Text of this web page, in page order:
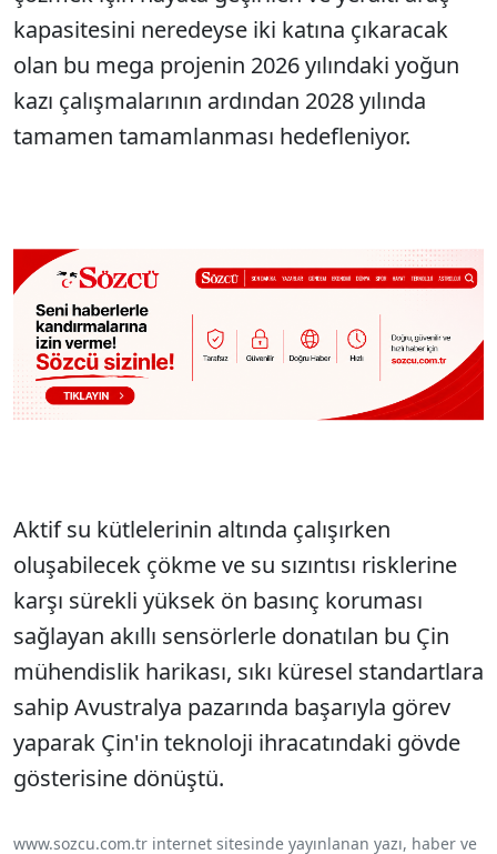
kapasitesini neredeyse iki katına çıkaracak
olan bu mega projenin 2026 yılındaki yoğun
kazı çalışmalarının ardından 2028 yılında
tamamen tamamlanması hedefleniyor.
Aktif su kütlelerinin altında çalışırken
oluşabilecek çökme ve su sızıntısı risklerine
karşı sürekli yüksek ön basınç koruması
sağlayan akıllı sensörlerle donatılan bu Çin
mühendislik harikası, sıkı küresel standartlara
sahip Avustralya pazarında başarıyla görev
yaparak Çin'in teknoloji ihracatındaki gövde
gösterisine dönüştü.
www.sozcu.com.tr internet sitesinde yayınlanan yazı, haber ve